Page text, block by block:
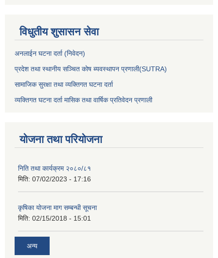
विधुतीय शुसासन सेवा
अनलाईन घटना दर्ता (निवेदन)
प्रदेश तथा स्थानीय सञ्चित कोष ब्यवस्थापन प्रणाली(SUTRA)
सामाजिक सुरक्षा तथा व्यक्तिगत घटना दर्ता
व्यक्तिगत घटना दर्ता मासिक तथा वार्षिक प्रतिवेदन प्रणाली
योजना तथा परियोजना
निति तथा कार्यक्रम २०८०/८१
मिति: 07/02/2023 - 17:16
कृषिका योजना माग सम्बन्धी सूचना
मिति: 02/15/2018 - 15:01
अन्य